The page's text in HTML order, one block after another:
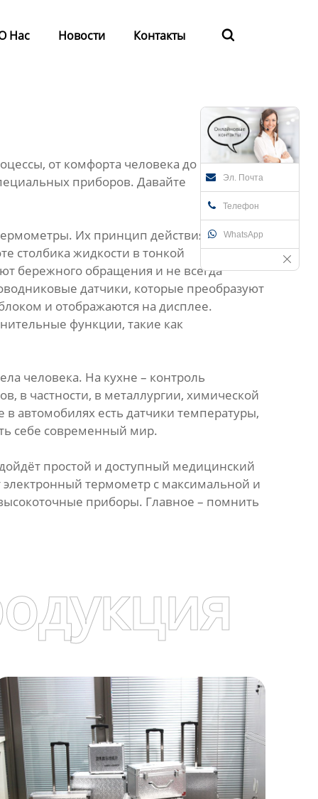
Нас Новости Контакты 
Эл. Почта
Телефон
WhatsApp
от комфорта человека до работы
приборов. Давайте
Их принцип действия основан
столбика жидкости в тонкой
бережного обращения и не всегда
датчики, которые преобразуют
и отображаются на дисплее.
функции, такие как
человека. На кухне – контроль
в частности, в металлургии, химической
автомобилях есть датчики температуры,
себе современный мир.
простой и доступный медицинский
термометр с максимальной и
приборы. Главное – помнить